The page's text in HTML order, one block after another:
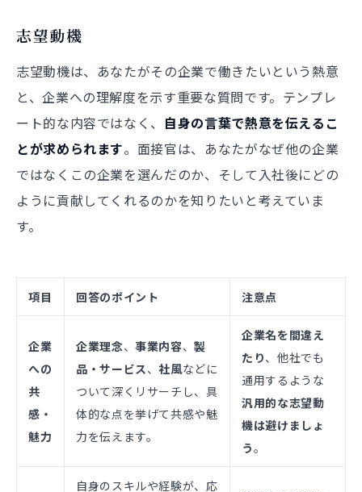
志望動機
志望動機は、あなたがその企業で働きたいという熱意
と、企業への理解度を示す重要な質問です。テンプレ
ート的な内容ではなく、 自身の言葉で熱意を伝えるこ
とが求められます。面接官は、あなたがなぜ他の企業
ではなくこの企業を選んだのか、そして入社後にどの
ように貢献してくれるのかを知りたいと考えていま
す。
項目 回答のポイント 注意点
企業
への
共
感・
魅力
企業理念、事業内容、製
品・サービス、社風などに
ついて深くリサーチし、具
体的な点を挙げて共感や魅
力を伝えます。
企業名を間違え
たり、他社でも
通用するような
汎用的な志望動
機は避けましょ
う。
自身のスキルや経験が、応